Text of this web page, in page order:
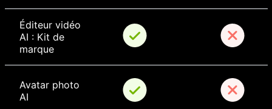
Éditeur vidéo
AI : Kit de
marque
Avatar photo
AI